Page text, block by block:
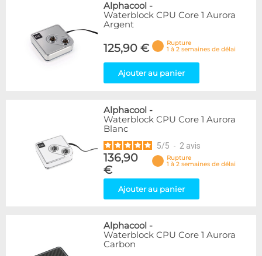
Alphacool -
Waterblock CPU Core 1 Aurora
Argent
125,90 €
Rupture
1 à 2 semaines de délai
Ajouter au panier
Alphacool -
Waterblock CPU Core 1 Aurora
Blanc
5/5 - 2 avis
136,90
€
Rupture
1 à 2 semaines de délai
Ajouter au panier
Alphacool -
Waterblock CPU Core 1 Aurora
Carbon